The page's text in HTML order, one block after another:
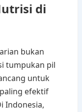
di
bukan
tumpukan pil
untuk
efektif
Indonesia,